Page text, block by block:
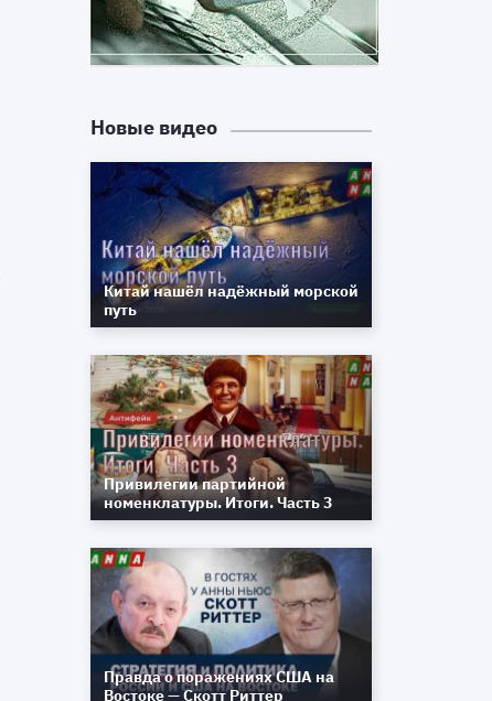
Новые видео
Китай нашёл надёжный морской
путь
Привилегии партийной
номенклатуры. Итоги. Часть 3
Правда о поражениях США на
Востоке — Скотт Риттер